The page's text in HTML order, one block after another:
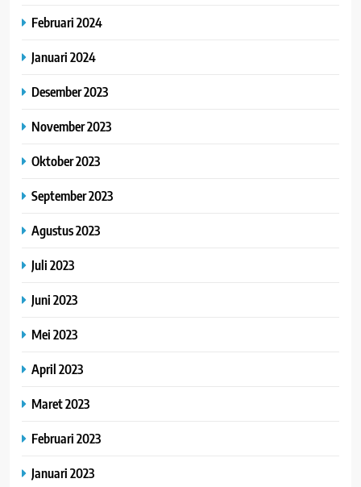
Februari 2024
Januari 2024
Desember 2023
November 2023
Oktober 2023
September 2023
Agustus 2023
Juli 2023
Juni 2023
Mei 2023
April 2023
Maret 2023
Februari 2023
Januari 2023